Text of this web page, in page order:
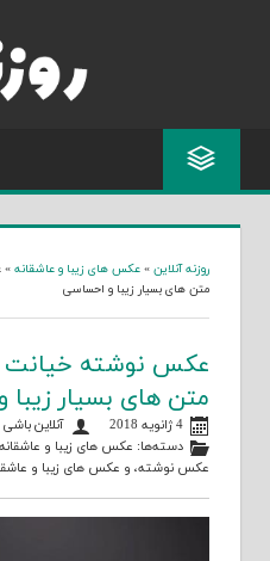
روزنه آنلاین » عکس های زیبا و عاشقانه »
متن های بسیار زیبا و احساسی
عکس نوشته
متن های بسیار
4 ژانویه 2018
آنلاین باشی
دسته‌ها: عکس های زیبا و عاشقانه
عکس نوشته، و عکس های زیبا و